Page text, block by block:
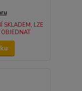
SKLADEM, LZE
OBJEDNAT